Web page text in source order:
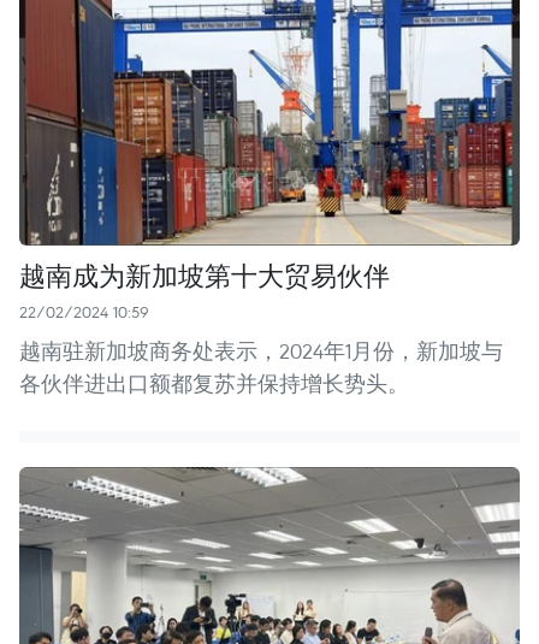
越南成为新加坡第十大贸易伙伴
22/02/2024 10:59
越南驻新加坡商务处表示，2024年1月份，新加坡与
各伙伴进出口额都复苏并保持增长势头。